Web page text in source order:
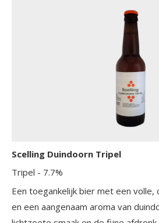
Scelling Duindoorn Tripel
Tripel - 7.7%
Een toegankelijk bier met een volle,
en een aangenaam aroma van